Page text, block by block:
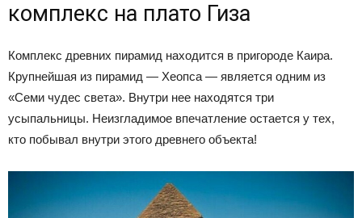
комплекс на плато Гиза
Комплекс древних пирамид находится в пригороде Каира.
Крупнейшая из пирамид — Хеопса — является одним из
«Семи чудес света». Внутри нее находятся три
усыпальницы. Неизгладимое впечатление остается у тех,
кто побывал внутри этого древнего объекта!